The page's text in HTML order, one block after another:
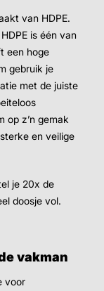
van HDPE.
is één van
een hoge
gebruik je
met de juiste
op z’n gemak
en veilige
je 20x de
doosje vol.
vakman
voor